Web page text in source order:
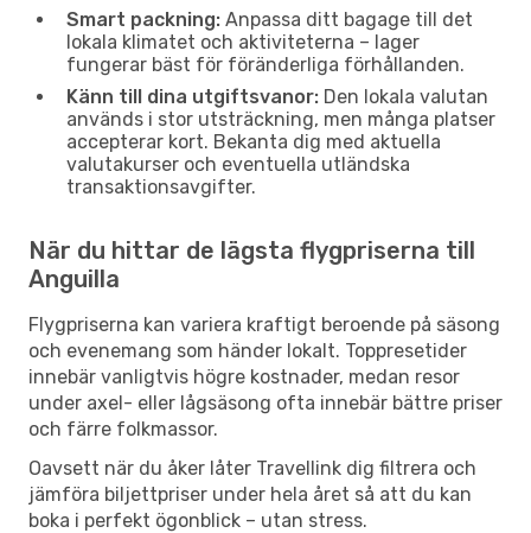
Smart packning: Anpassa ditt bagage till det
lokala klimatet och aktiviteterna – lager
fungerar bäst för föränderliga förhållanden.
Känn till dina utgiftsvanor: Den lokala valutan
används i stor utsträckning, men många platser
accepterar kort. Bekanta dig med aktuella
valutakurser och eventuella utländska
transaktionsavgifter.
När du hittar de lägsta flygpriserna till
Anguilla
Flygpriserna kan variera kraftigt beroende på säsong
och evenemang som händer lokalt. Toppresetider
innebär vanligtvis högre kostnader, medan resor
under axel- eller lågsäsong ofta innebär bättre priser
och färre folkmassor.
Oavsett när du åker låter Travellink dig filtrera och
jämföra biljettpriser under hela året så att du kan
boka i perfekt ögonblick – utan stress.